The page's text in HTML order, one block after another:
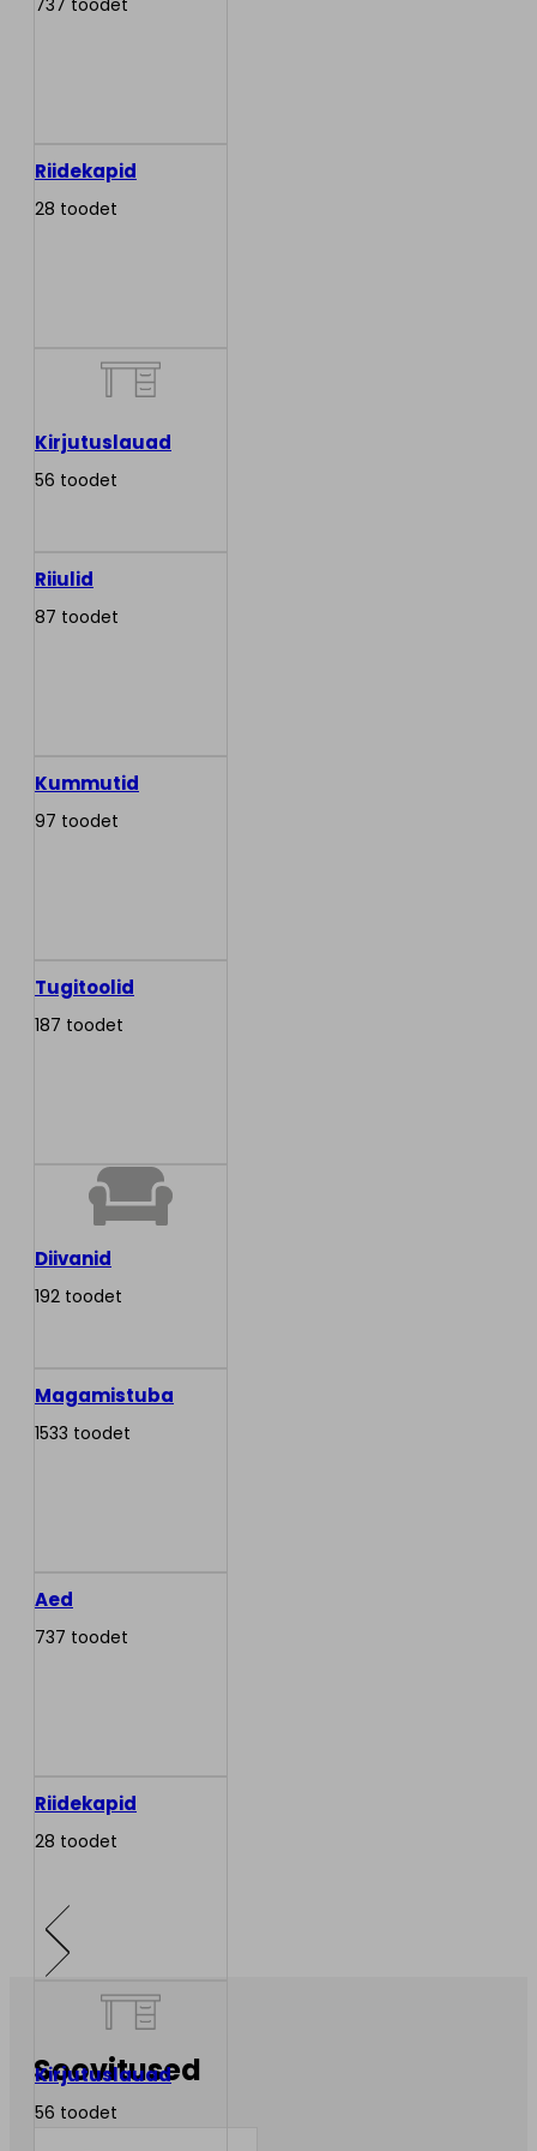
737 toodet
Riidekapid
28 toodet
Kirjutuslauad
56 toodet
Riiulid
87 toodet
Kummutid
97 toodet
Tugitoolid
187 toodet
Diivanid
192 toodet
Magamistuba
1533 toodet
Aed
737 toodet
Riidekapid
28 toodet
Kirjutuslauad
56 toodet
Soovitused